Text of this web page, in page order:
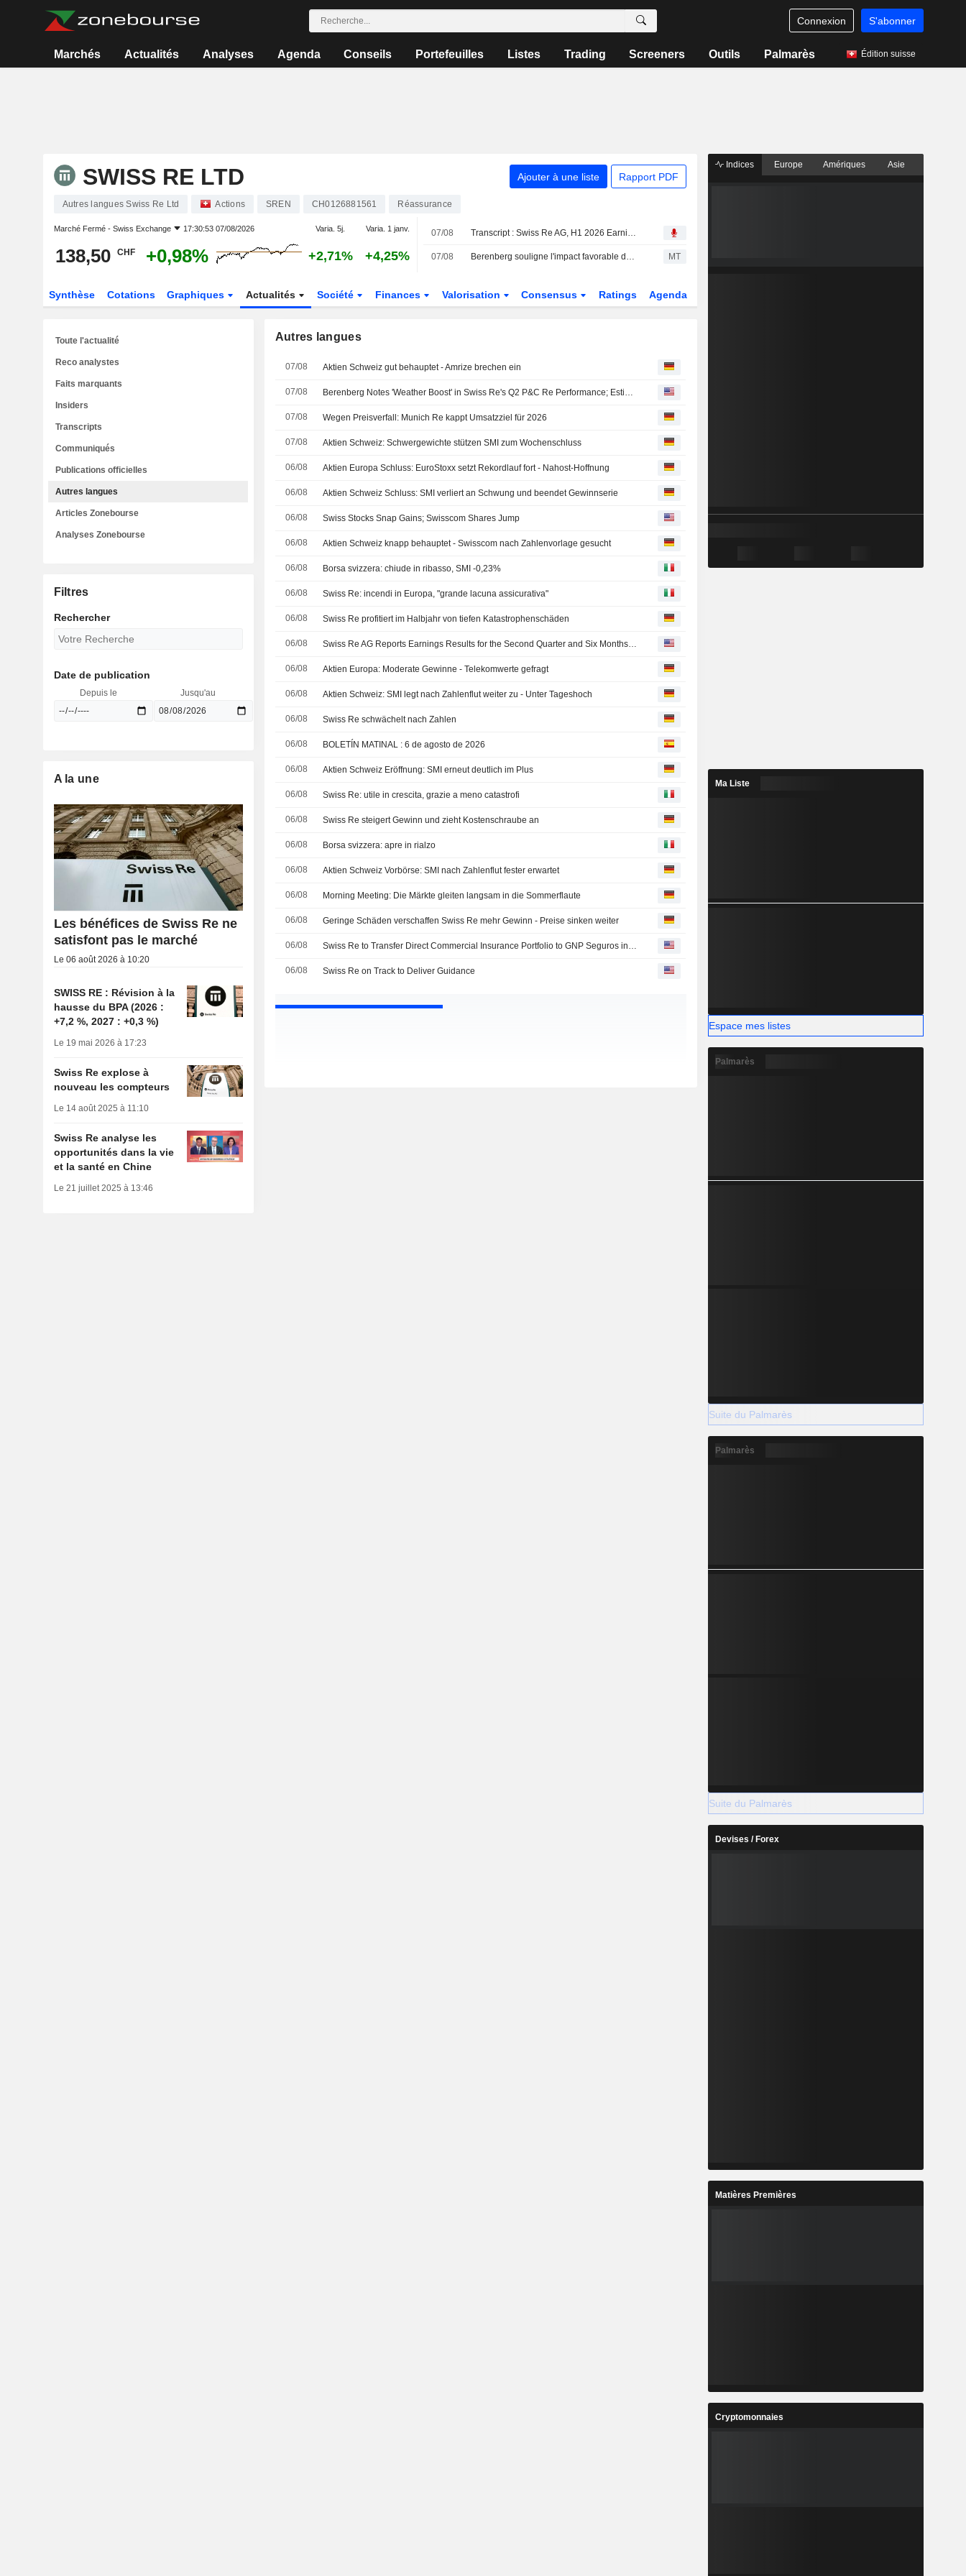
Connexion S'abonner
Marchés Actualités Analyses Agenda Conseils Portefeuilles Listes Trading Screeners Outils Palmarès Édition suisse
SWISS RE LTD Ajouter à une liste Rapport PDF
Autres langues Swiss Re Ltd Actions SREN CH0126881561 Réassurance
Marché Fermé - Swiss Exchange 17:30:53 07/08/2026 Varia. 5j. Varia. 1 janv.
138,50 CHF +0,98% +2,71% +4,25%
07/08 Transcript : Swiss Re AG, H1 2026 Earnings Call, Aug 06, 2026
07/08 Berenberg souligne l'impact favorable de la météo sur les résultats de Swiss Re au T2 ; prévisions mises à jour MT
Synthèse Cotations Graphiques Actualités Société Finances Valorisation Consensus Ratings Agenda
Autres langues
07/08 Aktien Schweiz gut behauptet - Amrize brechen ein
07/08 Berenberg Notes 'Weather Boost' in Swiss Re's Q2 P&C Re Performance; Estimates Updated
07/08 Wegen Preisverfall: Munich Re kappt Umsatzziel für 2026
07/08 Aktien Schweiz: Schwergewichte stützen SMI zum Wochenschluss
06/08 Aktien Europa Schluss: EuroStoxx setzt Rekordlauf fort - Nahost-Hoffnung
06/08 Aktien Schweiz Schluss: SMI verliert an Schwung und beendet Gewinnserie
06/08 Swiss Stocks Snap Gains; Swisscom Shares Jump
06/08 Aktien Schweiz knapp behauptet - Swisscom nach Zahlenvorlage gesucht
06/08 Borsa svizzera: chiude in ribasso, SMI -0,23%
06/08 Swiss Re: incendi in Europa, "grande lacuna assicurativa"
06/08 Swiss Re profitiert im Halbjahr von tiefen Katastrophenschäden
06/08 Swiss Re AG Reports Earnings Results for the Second Quarter and Six Months Ended June 30, 2026
06/08 Aktien Europa: Moderate Gewinne - Telekomwerte gefragt
06/08 Aktien Schweiz: SMI legt nach Zahlenflut weiter zu - Unter Tageshoch
06/08 Swiss Re schwächelt nach Zahlen
06/08 BOLETÍN MATINAL : 6 de agosto de 2026
06/08 Aktien Schweiz Eröffnung: SMI erneut deutlich im Plus
06/08 Swiss Re: utile in crescita, grazie a meno catastrofi
06/08 Swiss Re steigert Gewinn und zieht Kostenschraube an
06/08 Borsa svizzera: apre in rialzo
06/08 Aktien Schweiz Vorbörse: SMI nach Zahlenflut fester erwartet
06/08 Morning Meeting: Die Märkte gleiten langsam in die Sommerflaute
06/08 Geringe Schäden verschaffen Swiss Re mehr Gewinn - Preise sinken weiter
06/08 Swiss Re to Transfer Direct Commercial Insurance Portfolio to GNP Seguros in Mexico
06/08 Swiss Re on Track to Deliver Guidance
Toute l'actualité
Reco analystes
Faits marquants
Insiders
Transcripts
Communiqués
Publications officielles
Autres langues
Articles Zonebourse
Analyses Zonebourse
Filtres
Rechercher
Date de publication
Depuis le Jusqu'au
A la une
Les bénéfices de Swiss Re ne
satisfont pas le marché
Le 06 août 2026 à 10:20
SWISS RE : Révision à la
hausse du BPA (2026 :
+7,2 %, 2027 : +0,3 %)
Le 19 mai 2026 à 17:23
Swiss Re explose à
nouveau les compteurs
Le 14 août 2025 à 11:10
Swiss Re analyse les
opportunités dans la vie
et la santé en Chine
Le 21 juillet 2025 à 13:46
Indices Europe Amériques Asie
Ma Liste
Espace mes listes
Palmarès
Suite du Palmarès
Palmarès
Suite du Palmarès
Devises / Forex
Matières Premières
Cryptomonnaies